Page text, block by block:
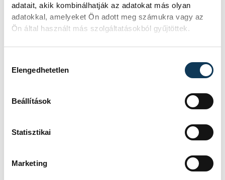
adatait, akik kombinálhatják az adatokat más olyan
adatokkal, amelyeket Ön adott meg számukra vagy az
Ön által használt más szolgáltatásokból gyűjtöttek.
Elengedhetetlen
Beállítások
Statisztikai
Marketing
játszani elképesztő élmény volt, a
szurkolók lenyűgöző munkát végeztek,
hoteltől a Főnix Arénáig.
"Bécs közel van Magyarországhoz, bízom
hogy támogasson bennünket" - jelentette